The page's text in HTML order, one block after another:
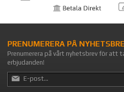
PRENUMERERA PÅ
Prenumerera på vårt nyhetsbrev för att
erbjudanden!